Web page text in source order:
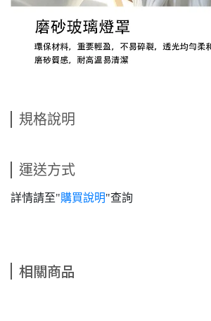
規格說明
運送方式
詳情請至"購買說明"查詢
相關商品